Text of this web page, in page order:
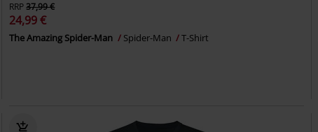
RRP37,99 €
24,99 €
The Amazing Spider-Man Spider-Man T-Shirt